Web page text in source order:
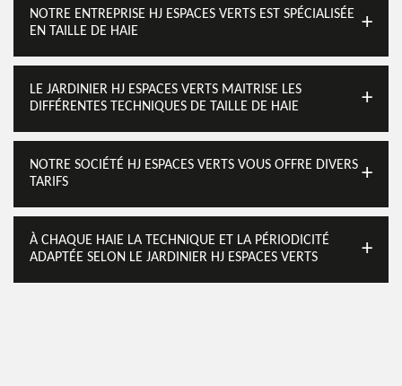
NOTRE ENTREPRISE HJ ESPACES VERTS EST SPÉCIALISÉE
EN TAILLE DE HAIE
LE JARDINIER HJ ESPACES VERTS MAITRISE LES
DIFFÉRENTES TECHNIQUES DE TAILLE DE HAIE
NOTRE SOCIÉTÉ HJ ESPACES VERTS VOUS OFFRE DIVERS
TARIFS
À CHAQUE HAIE LA TECHNIQUE ET LA PÉRIODICITÉ
ADAPTÉE SELON LE JARDINIER HJ ESPACES VERTS